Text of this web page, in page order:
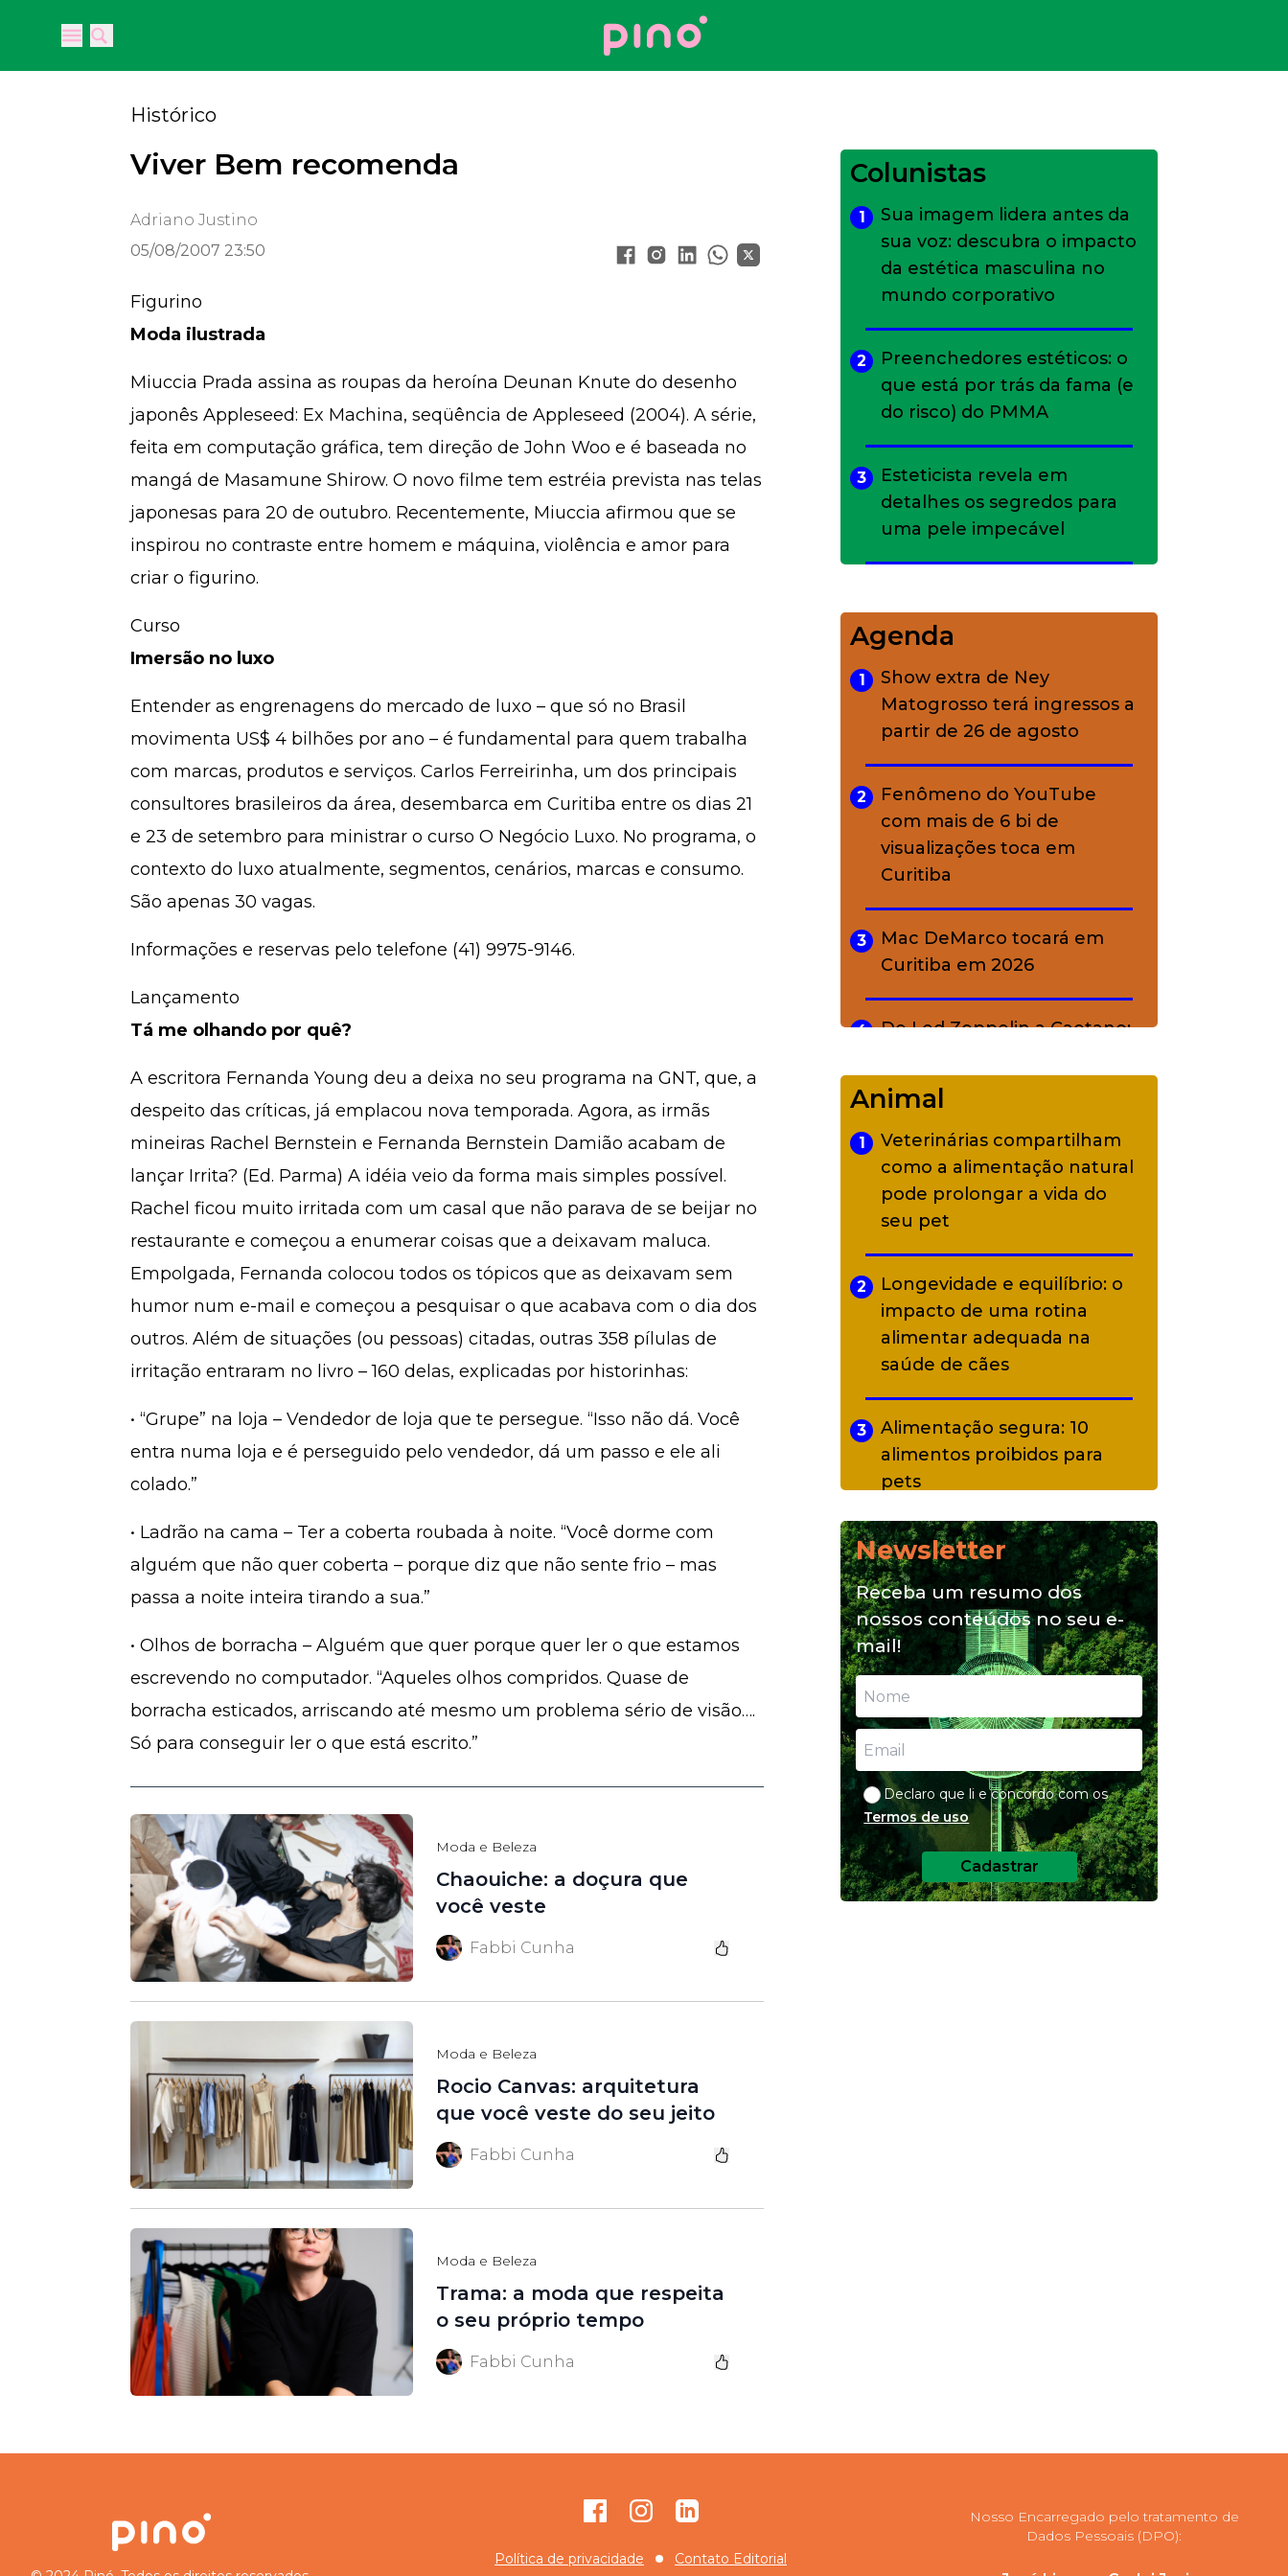
Open main menu
Open main menu
Your Company
Histórico
Viver Bem recomenda
Adriano Justino
05/08/2007 23:50
Figurino
Moda ilustrada
Miuccia Prada assina as roupas da heroína Deunan Knute do desenho
japonês Appleseed: Ex Machina, seqüência de Appleseed (2004). A série,
feita em computação gráfica, tem direção de John Woo e é baseada no
mangá de Masamune Shirow. O novo filme tem estréia prevista nas telas
japonesas para 20 de outubro. Recentemente, Miuccia afirmou que se
inspirou no contraste entre homem e máquina, violência e amor para
criar o figurino.
Curso
Imersão no luxo
Entender as engrenagens do mercado de luxo – que só no Brasil
movimenta US$ 4 bilhões por ano – é fundamental para quem trabalha
com marcas, produtos e serviços. Carlos Ferreirinha, um dos principais
consultores brasileiros da área, desembarca em Curitiba entre os dias 21
e 23 de setembro para ministrar o curso O Negócio Luxo. No programa, o
contexto do luxo atualmente, segmentos, cenários, marcas e consumo.
São apenas 30 vagas.
Informações e reservas pelo telefone (41) 9975-9146.
Lançamento
Tá me olhando por quê?
A escritora Fernanda Young deu a deixa no seu programa na GNT, que, a
despeito das críticas, já emplacou nova temporada. Agora, as irmãs
mineiras Rachel Bernstein e Fernanda Bernstein Damião acabam de
lançar Irrita? (Ed. Parma) A idéia veio da forma mais simples possível.
Rachel ficou muito irritada com um casal que não parava de se beijar no
restaurante e começou a enumerar coisas que a deixavam maluca.
Empolgada, Fernanda colocou todos os tópicos que as deixavam sem
humor num e-mail e começou a pesquisar o que acabava com o dia dos
outros. Além de situações (ou pessoas) citadas, outras 358 pílulas de
irritação entraram no livro – 160 delas, explicadas por historinhas:
• “Grupe” na loja – Vendedor de loja que te persegue. “Isso não dá. Você
entra numa loja e é perseguido pelo vendedor, dá um passo e ele ali
colado.”
• Ladrão na cama – Ter a coberta roubada à noite. “Você dorme com
alguém que não quer coberta – porque diz que não sente frio – mas
passa a noite inteira tirando a sua.”
• Olhos de borracha – Alguém que quer porque quer ler o que estamos
escrevendo no computador. “Aqueles olhos compridos. Quase de
borracha esticados, arriscando até mesmo um problema sério de visão….
Só para conseguir ler o que está escrito.”
Moda e Beleza
Chaouiche: a doçura que
você veste
Fabbi Cunha
Moda e Beleza
Rocio Canvas: arquitetura
que você veste do seu jeito
Fabbi Cunha
Moda e Beleza
Trama: a moda que respeita
o seu próprio tempo
Fabbi Cunha
Colunistas
1
Sua imagem lidera antes da
sua voz: descubra o impacto
da estética masculina no
mundo corporativo
2
Preenchedores estéticos: o
que está por trás da fama (e
do risco) do PMMA
3
Esteticista revela em
detalhes os segredos para
uma pele impecável
charme rústico que
conquistou o luxo
A ciência por trás da
skincare: a função de cada
ativo
Agenda
1
Show extra de Ney
Matogrosso terá ingressos a
partir de 26 de agosto
2
Fenômeno do YouTube
com mais de 6 bi de
visualizações toca em
Curitiba
3
Mac DeMarco tocará em
Curitiba em 2026
4
De Led Zeppelin a Caetano:
diverso a partir de R$ 17
5
Adriana Calcanhotto retoma
alter ego infantil para show
em Curitiba
Animal
1
Veterinárias compartilham
como a alimentação natural
pode prolongar a vida do
seu pet
2
Longevidade e equilíbrio: o
impacto de uma rotina
alimentar adequada na
saúde de cães
3
Alimentação segura: 10
alimentos proibidos para
pets
4
Alimentação natural e mix
feeding: conheça essas
opções para nutrição do seu
pet
Newsletter
Receba um resumo dos
nossos conteúdos no seu e-
mail!
Declaro que li e concordo com os
Termos de uso
Cadastrar
FacebookInstagramGitHub
Política de privacidade Contato Editorial
Nosso Encarregado pelo tratamento de
Dados Pessoais (DPO):